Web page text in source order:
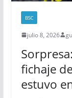
BSC
julio 8, 2026
fichaje
estuvo